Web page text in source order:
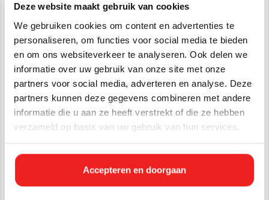
Deze website maakt gebruik van cookies
We gebruiken cookies om content en advertenties te
personaliseren, om functies voor social media te bieden
en om ons websiteverkeer te analyseren. Ook delen we
informatie over uw gebruik van onze site met onze
partners voor social media, adverteren en analyse. Deze
partners kunnen deze gegevens combineren met andere
informatie die u aan ze heeft verstrekt of die ze hebben
verzameld op basis van uw gebruik van hun services.
Accepteren en doorgaan
Extra informatie:
Mok van 300ml
Gemaakt van RCS (Recycled Claim Standard)
BPA-vrij
Gecertificeerd FSC kraftverpakking.
Abalco - Hero
Word een echte Abalco Hero en draag je steentje bij aan een
Specificaties